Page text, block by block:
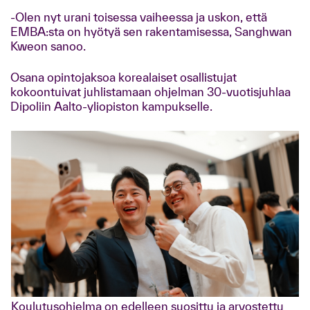
-Olen nyt urani toisessa vaiheessa ja uskon, että
EMBA:sta on hyötyä sen rakentamisessa, Sanghwan
Kweon sanoo.
Osana opintojaksoa korealaiset osallistujat
kokoontuivat juhlistamaan ohjelman 30-vuotisjuhlaa
Dipoliin Aalto-yliopiston kampukselle.
Koulutusohjelma on edelleen suosittu ja arvostettu